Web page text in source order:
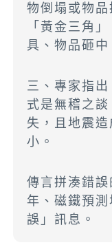
物倒塌或物品
「黃金三角
具、物品砸中
三、專家指
式是無稽之
失，且地震
小。
傳言拼湊錯
年、磁鐵預
誤」訊息。